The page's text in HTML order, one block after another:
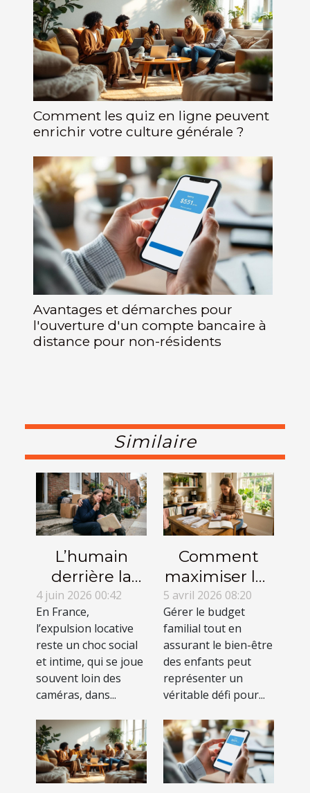
Comment les quiz en ligne peuvent
enrichir votre culture générale ?
Avantages et démarches pour
l'ouverture d'un compte bancaire à
distance pour non-résidents
Similaire
L’humain
derrière la
procédure :
histoires
vécues
d’expulsions
et issues
possibles
4 juin 2026 00:42
En France,
l’expulsion locative
reste un choc social
et intime, qui se joue
souvent loin des
caméras, dans...
Comment
maximiser les
crédits
d'impôt pour
frais de garde
d'enfants ?
5 avril 2026 08:20
Gérer le budget
familial tout en
assurant le bien-être
des enfants peut
représenter un
véritable défi pour...